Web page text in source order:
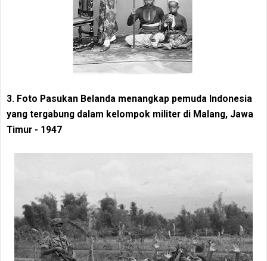
3. Foto Pasukan Belanda menangkap pemuda Indonesia
yang tergabung dalam kelompok militer di Malang, Jawa
Timur - 1947